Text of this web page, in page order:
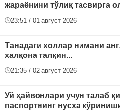
жараёнини тўлиқ тасвирга
23:51 / 01 август 2026
Танадаги холлар нимани
халқона талқин...
21:35 / 02 август 2026
Уй ҳайвонлари учун талаб
паспортнинг нусха